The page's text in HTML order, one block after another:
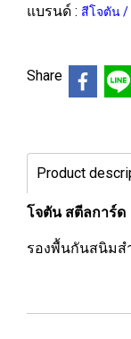
แบรนด์ : สีโจตัน /
Share
Product
โจตัน สตีลการ์ด
รองพื้นกันสนิมส